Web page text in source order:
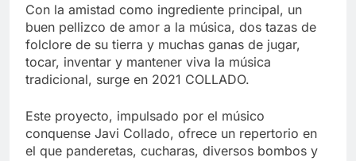
Con la amistad como ingrediente principal, un
buen pellizco de amor a la música, dos tazas de
folclore de su tierra y muchas ganas de jugar,
tocar, inventar y mantener viva la música
tradicional, surge en 2021 COLLADO.
Este proyecto, impulsado por el músico
conquense Javi Collado, ofrece un repertorio en
el que panderetas, cucharas, diversos bombos y